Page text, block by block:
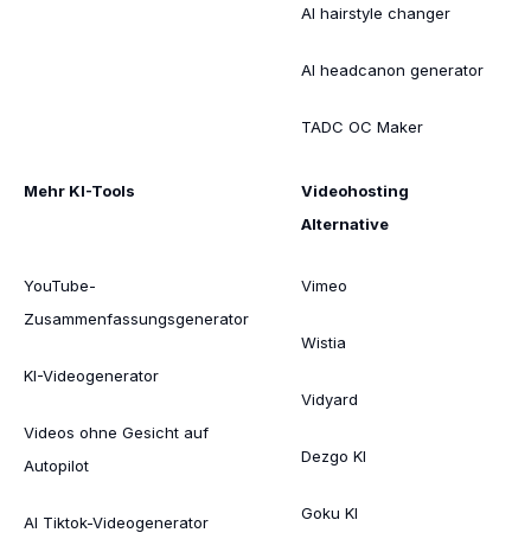
AI hairstyle changer
AI headcanon generator
TADC OC Maker
Mehr KI-Tools
YouTube-
Zusammenfassungsgenerator
KI-Videogenerator
Videos ohne Gesicht auf
Autopilot
AI Tiktok-Videogenerator
Videohosting
Alternative
Vimeo
Wistia
Vidyard
Dezgo KI
Goku KI